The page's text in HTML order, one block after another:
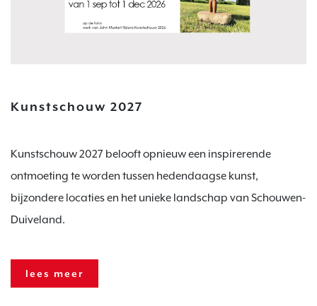
Kunstschouw 2027
Kunstschouw 2027 belooft opnieuw een inspirerende
ontmoeting te worden tussen hedendaagse kunst,
bijzondere locaties en het unieke landschap van Schouwen-
Duiveland.
lees meer